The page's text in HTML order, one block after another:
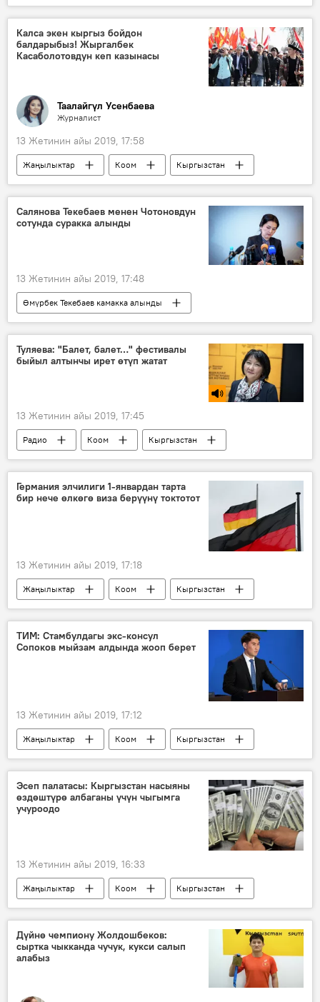
Видео Мультимедиа
жакшылык
жардам
депутат
базар
аткаминер
Калса экен кыргыз бойдон
балдарыбыз! Жыргалбек
Касаболотовдун кеп казынасы
Таалайгүл Усенбаева
Журналист
13 Жетинин айы 2019, 17:58
Жаңылыктар Коом
Кыргызстан
Маданият
кеп казына
нускама
ыр
Салянова Текебаев менен Чотоновдун
сотунда суракка алынды
13 Жетинин айы 2019, 17:48
Өмүрбек Текебаев камакка алынды
Жаңылыктар
Коом
Кыргызстан
Аида Салянова
Өмүрбек Текебаев
Дүйшөнкул Чотонов
Туляева: "Балет, балет…" фестивалы
быйыл алтынчы ирет өтүп жатат
13 Жетинин айы 2019, 17:45
Радио Коом
Кыргызстан
балет
искусство
театр
спектакль
Германия элчилиги 1-январдан тарта
бир нече өлкөгө виза берүүнү токтотот
13 Жетинин айы 2019, 17:18
Жаңылыктар Коом
Кыргызстан
Германия
КР элчилиги
Австрия
Испания
Италия
виза
арыз
ТИМ: Стамбулдагы экс-консул
Сопоков мыйзам алдында жооп берет
13 Жетинин айы 2019, 17:12
Жаңылыктар Коом
Кыргызстан
Тышкы иштер министрлиги
Чыңгыз Айдарбеков
Эсеп палатасы: Кыргызстан насыяны
өздөштүрө албаганы үчүн чыгымга
учуроодо
13 Жетинин айы 2019, 16:33
Жаңылыктар Коом
Кыргызстан
Экономика
Эсеп палатасы
кредит
бюджет
Дүйнө чемпиону Жолдошбеков:
сыртка чыкканда чучук, кукси салып
алабыз